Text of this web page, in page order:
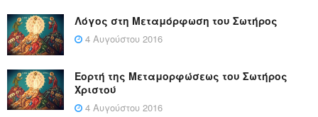
Λόγος στη Μεταμόρφωση του Σωτήρος
4 Αυγούστου 2016
Εορτή της Μεταμορφώσεως του Σωτήρος
Χριστού
4 Αυγούστου 2016